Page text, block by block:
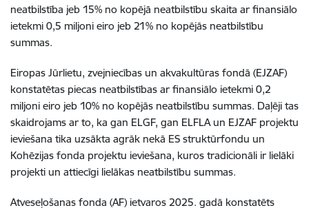
neatbilstība jeb 15% no kopējā neatbilstību skaita ar finansiālo
ietekmi 0,5 miljoni eiro jeb 21% no kopējās neatbilstību
summas.
Eiropas Jūrlietu, zvejniecības un akvakultūras fondā (EJZAF)
konstatētas piecas neatbilstības ar finansiālo ietekmi 0,2
miljoni eiro jeb 10% no kopējās neatbilstību summas. Daļēji tas
skaidrojams ar to, ka gan ELGF, gan ELFLA un EJZAF projektu
ieviešana tika uzsākta agrāk nekā ES struktūrfondu un
Kohēzijas fonda projektu ieviešana, kuros tradicionāli ir lielāki
projekti un attiecīgi lielākas neatbilstību summas.
Atveseļošanas fonda (AF) ietvaros 2025. gadā konstatēts